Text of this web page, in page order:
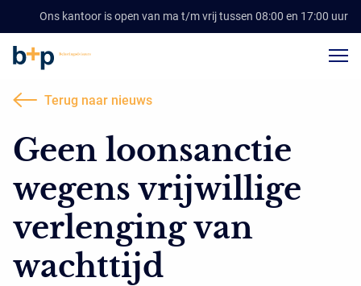
Ons kantoor is open van ma t/m vrij tussen 08:00 en 17:00 uur
Terug naar nieuws
Geen loonsanctie
wegens vrijwillige
verlenging van
wachttijd